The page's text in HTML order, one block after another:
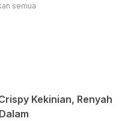
semua
Kekinian, Renyah